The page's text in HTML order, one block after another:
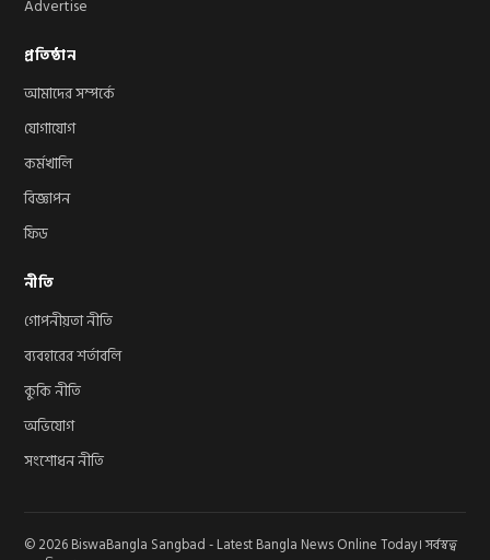
Advertise
প্রতিষ্ঠান
আমাদের সম্পর্কে
যোগাযোগ
কর্মখালি
বিজ্ঞাপন
ফিড
নীতি
গোপনীয়তা নীতি
ব্যবহারের শর্তাবলি
কুকি নীতি
অভিযোগ
সংশোধন নীতি
© 2026 BiswaBangla Sangbad - Latest Bangla News Online Today। সর্বস্বত্ব